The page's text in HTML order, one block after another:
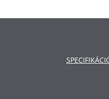
Intenzív